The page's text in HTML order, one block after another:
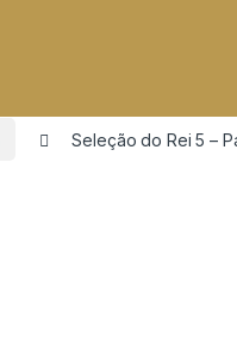
Seleção do Rei 5 –